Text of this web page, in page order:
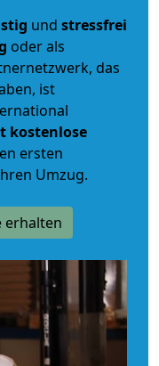
und stressfrei
oder als
das
ist
kostenlose
ersten
Umzug.
erhalten